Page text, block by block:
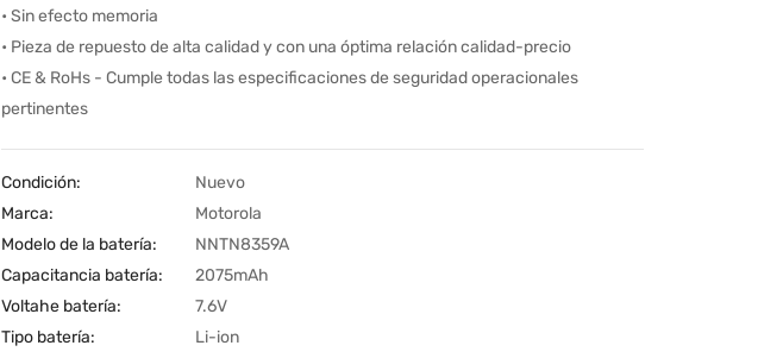
• Sin efecto memoria
• Pieza de repuesto de alta calidad y con una óptima relación calidad-precio
• CE & RoHs - Cumple todas las especificaciones de seguridad operacionales
pertinentes
Condición:
Nuevo
Marca:
Motorola
Modelo de la batería:
NNTN8359A
Capacitancia batería:
2075mAh
Voltahe batería:
7.6V
Tipo batería:
Li-ion